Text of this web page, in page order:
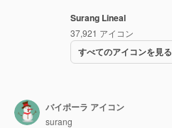
Surang Lineal
37,921 アイコン
すべてのアイコンを見る
バイポーラ アイコン
surang